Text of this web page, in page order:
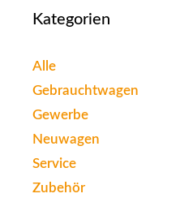
Kategorien
Alle
Gebrauchtwagen
Gewerbe
Neuwagen
Service
Zubehör